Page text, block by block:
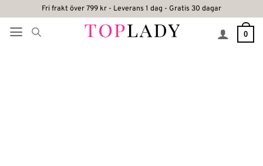
content
Fri frakt över 799 kr - Leverans 1 dag - Gratis 30 dagar
0